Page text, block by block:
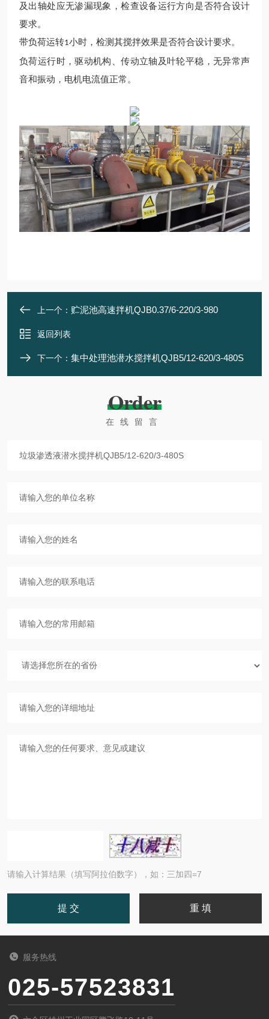
及出轴处应无渗漏现象，检查设备运行方向是否符合设计
要求。
带负荷运转1小时，检测其搅拌效果是否符合设计要求。
负荷运行时，驱动机构、传动立轴及叶轮平稳，无异常声
音和振动，电机电流值正常。
上一个： 贮泥池高速拌机QJB0.37/6-220/3-980
返回列表
下一个： 集中处理池潜水搅拌机QJB5/12-620/3-480S
Order
在线留言
请输入计算结果（填写阿拉伯数字），如：三加四=7
服务热线
025-57523831